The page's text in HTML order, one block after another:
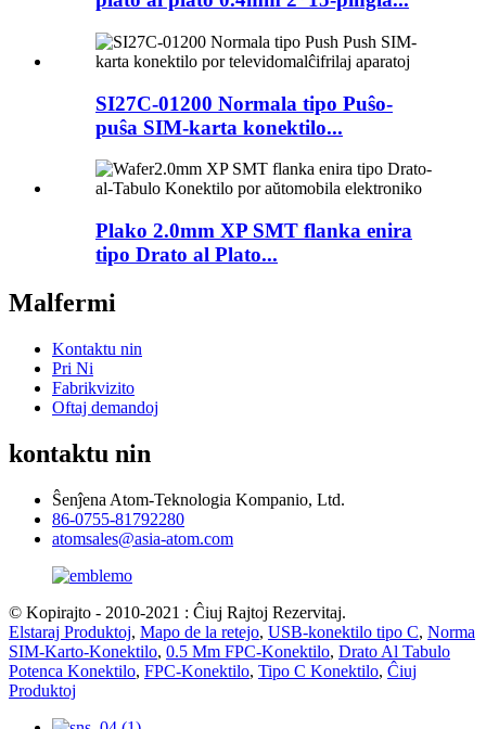
SI27C-01200 Normala tipo Puŝo-
puŝa SIM-karta konektilo...
Plako 2.0mm XP SMT flanka enira
tipo Drato al Plato...
Malfermi
Kontaktu nin
Pri Ni
Fabrikvizito
Oftaj demandoj
kontaktu nin
Ŝenĵena Atom-Teknologia Kompanio, Ltd.
86-0755-81792280
atomsales@asia-atom.com
© Kopirajto - 2010-2021 : Ĉiuj Rajtoj Rezervitaj.
Elstaraj Produktoj, Mapo de la retejo, USB-konektilo tipo C, Norma
SIM-Karto-Konektilo, 0.5 Mm FPC-Konektilo, Drato Al Tabulo
Potenca Konektilo, FPC-Konektilo, Tipo C Konektilo, Ĉiuj
Produktoj